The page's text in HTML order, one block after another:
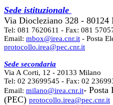
Sede istituzionale
Via Diocleziano 328 - 80124
Tel: 081 7620611 - Fax: 081
Email: mbox@irea.cnr.it - Posta
protocollo.irea@pec.cnr.it
Sede secondaria
Via A Corti, 12 - 20133 Milano
Tel: 02 23699545 - Fax: 02
Email: milano@irea.cnr.it- Posta
(PEC) protocollo.irea@pec.cnr.it